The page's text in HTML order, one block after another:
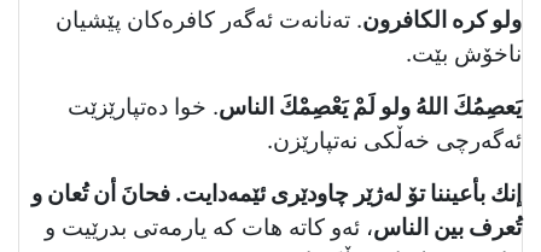
ولو كره الكافرون. تەنانەت ئەگەر كافرەكان پێشیان
ناخۆش بێت.
یَعصِمُكَ اللهُ ولو لَمْ یَعْصِمْكَ الناس. خوا دەتپارێزێت
ئەگەرچی خەڵكی نەتپارێزن.
إنك بأعیننا تۆ لەژێر چاودێری ئێمەدایت. فحانَ أن تُعان و
تُعرف بین الناس، ئەو كاتە هات كە یارمەتی بدرێیت و